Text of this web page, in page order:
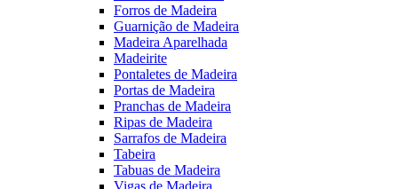
Forros de Madeira
Guarnição de Madeira
Madeira Aparelhada
Madeirite
Pontaletes de Madeira
Portas de Madeira
Pranchas de Madeira
Ripas de Madeira
Sarrafos de Madeira
Tabeira
Tabuas de Madeira
Vigas de Madeira